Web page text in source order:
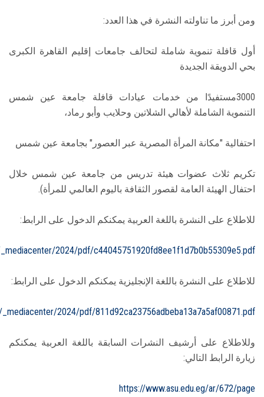
ومن أبرز ما تناولته النشرة في هذا العدد:
أول قافلة تنموية شاملة لتحالف جامعات إقليم القاهرة الكبرى
بحي الدويقة الجديدة
3000مستفيدًا من خدمات عيادات قافلة جامعة عين شمس
التنموية الشاملة لأهالي الشلاتين وحلايب وأبو رماد،
احتفالية "مكانة المرأة المصرية عبر العصور" بجامعة عين شمس
تكريم ثلاث عضوات هيئة تدريس من جامعة عين شمس خلال
احتفال الهيئة العامة لقصور الثقافة باليوم العالمي للمرأة).
للاطلاع على النشرة باللغة العربية يمكنكم الدخول على الرابط:
2024/pdf/c44045751920fd8ee1f1d7b0b55309e5.pdf
للاطلاع على النشرة باللغة الإنجليزية يمكنكم الدخول على الرابط:
2024/pdf/811d92ca23756adbeba13a7a5af00871.pdf
وللاطلاع على أرشيف النشرات السابقة باللغة العربية يمكنكم
زيارة الرابط التالي:
https://www.asu.edu.eg/ar/672/page